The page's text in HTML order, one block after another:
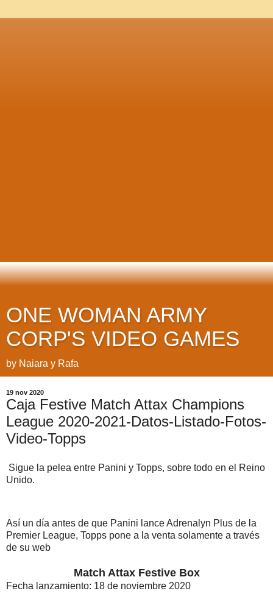
ONE WOMAN ARMY
CORP'S VIDEO GAMES
by Naiara y Rafa
19 nov 2020
Caja Festive Match Attax Champions
League 2020-2021-Datos-Listado-Fotos-
Video-Topps
Sigue la pelea entre Panini y Topps, sobre todo en el Reino
Unido.
Así un día antes de que Panini lance Adrenalyn Plus de la
Premier League, Topps pone a la venta solamente a través
de su web
Match Attax Festive Box
Fecha lanzamiento: 18 de noviembre 2020